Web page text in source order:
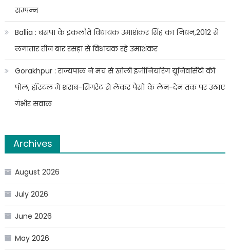
सम्पन्न
Ballia : बसपा के इकलौते विधायक उमाशंकर सिंह का निधन,2012 से
लगातार तीन बार रसड़ा से विधायक रहे उमाशंकर
Gorakhpur : राज्यपाल ने मंच से खोली इंजीनियरिंग यूनिवर्सिटी की
पोल, हॉस्टल में शराब-सिगरेट से लेकर पैसों के लेन-देन तक पर उठाए
गंभीर सवाल
Archives
August 2026
July 2026
June 2026
May 2026